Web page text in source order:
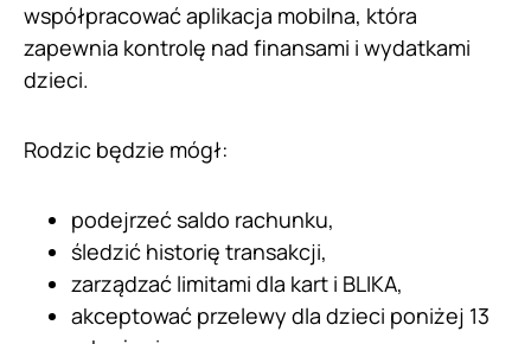
współpracować aplikacja mobilna, która
zapewnia kontrolę nad finansami i wydatkami
dzieci.
Rodzic będzie mógł:
podejrzeć saldo rachunku,
śledzić historię transakcji,
zarządzać limitami dla kart i BLIKA,
akceptować przelewy dla dzieci poniżej 13